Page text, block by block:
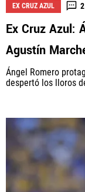
EX CRUZ AZUL 2
Ex Cruz Azul:
Agustín
Ángel Romero
despertó los lloros